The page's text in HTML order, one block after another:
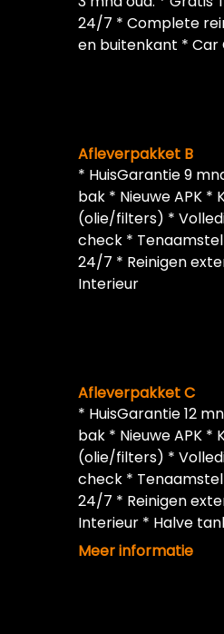
24/7 * Complete
en buitenkant * Car
Afleverpakket B
* HuisGarantie 9
bak * Nieuwe APK *
(olie/filters) *
check *
24/7 * Reinigen
Interieur
Afleverpakket C
* HuisGarantie 12
bak * Nieuwe APK *
(olie/filters) *
check *
24/7 * Reinigen
Interieur * Halve
inbegrepen
Meer informatie